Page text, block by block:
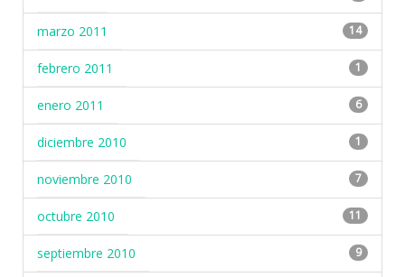
marzo 2011 14
febrero 2011 1
enero 2011 6
diciembre 2010 1
noviembre 2010 7
octubre 2010 11
septiembre 2010 9